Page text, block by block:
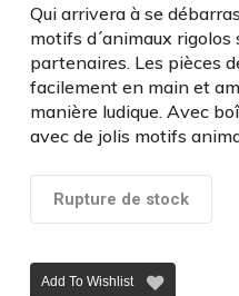
Qui arrivera à se
motifs d´animaux
partenaires. Les pièces
facilement en main et
manière ludique. Avec
avec de jolis motifs
Rupture de stock
Add To Wishlist